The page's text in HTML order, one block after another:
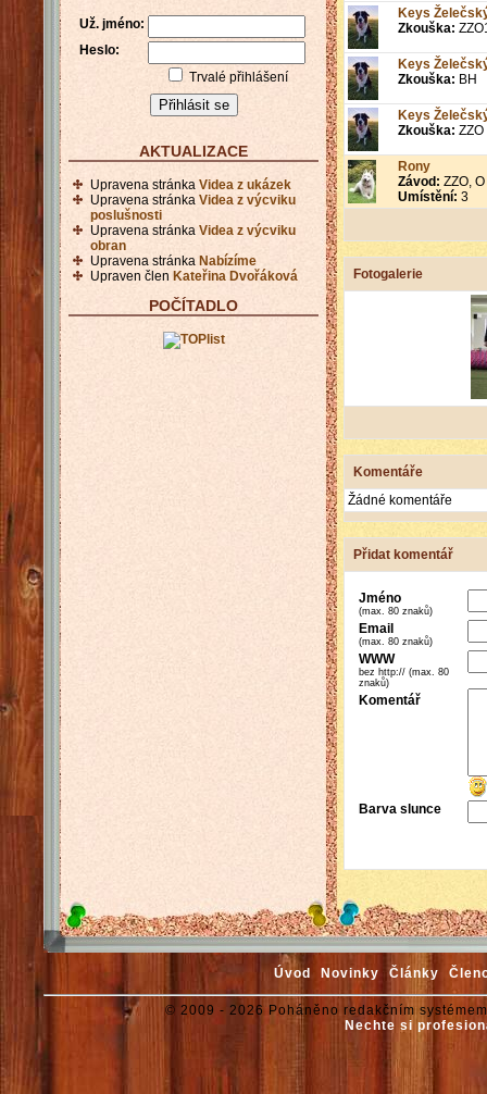
Keys
Zkouška:
Keys
Zkouška: BH
Keys
Zkouška: ZZO
Rony
Závod: ZZO,
Umístění: 3
Fotogalerie
Komentáře
Žádné komentáře
Přidat komentář
Jméno
(max. 80 znaků)
Email
(max. 80 znaků)
WWW
bez http:// (max. 80
znaků)
Komentář
Barva slunce
Už. jméno:
Heslo:
Trvalé přihlášení
AKTUALIZACE
Upravena stránka Videa z ukázek
Upravena stránka Videa z výcviku
poslušnosti
Upravena stránka Videa z výcviku
obran
Upravena stránka Nabízíme
Upraven člen Kateřina Dvořáková
POČÍTADLO
Úvod Novinky Články
© 2009 - 2026 Poháněno redakčním
Nechte si